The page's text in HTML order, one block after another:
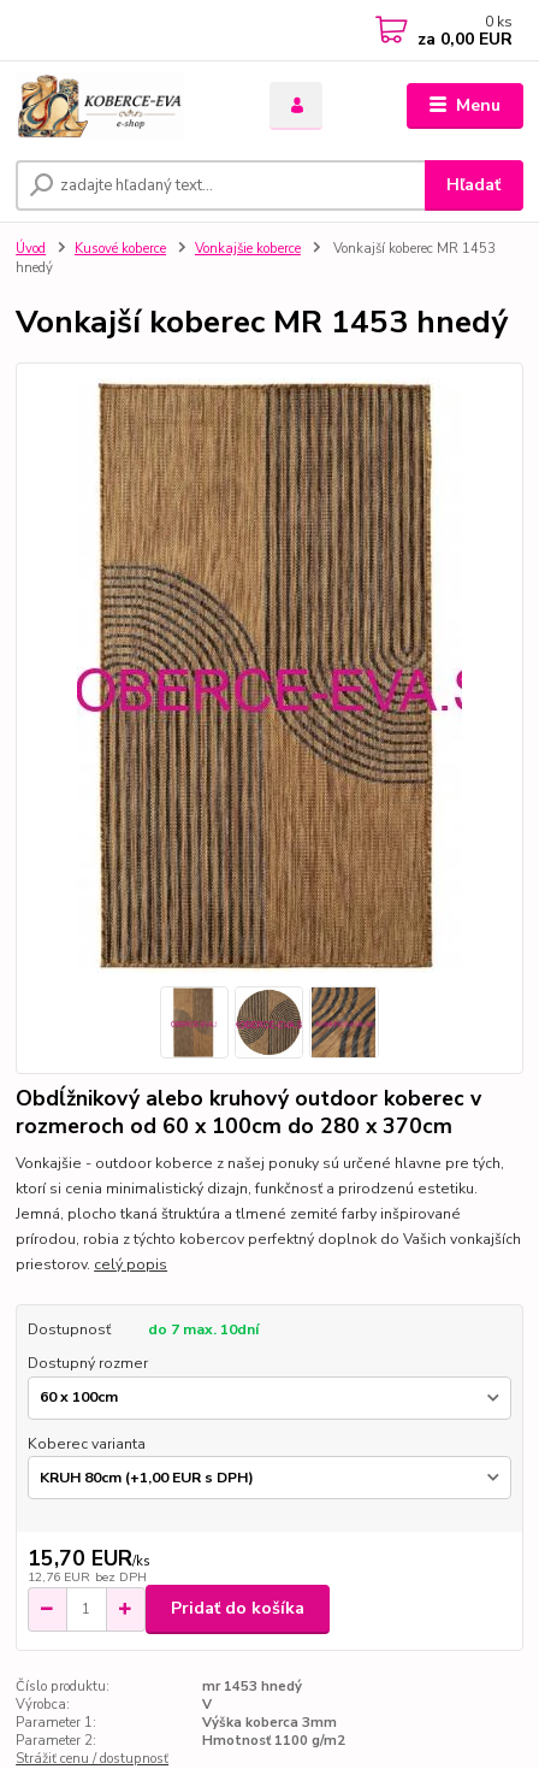
Menu
Hľadať
0 ks
za 0,00 EUR
Úvod Kusové koberce Vonkajšie koberce
Vonkajší koberec MR 1453
hnedý
Vonkajší koberec MR 1453 hnedý
Obdĺžnikový alebo kruhový outdoor koberec v
rozmeroch od 60 x 100cm do 280 x 370cm
Vonkajšie - outdoor koberce z našej ponuky sú určené hlavne pre tých,
ktorí si cenia minimalistický dizajn, funkčnosť a prirodzenú estetiku.
Jemná, plocho tkaná štruktúra a tlmené zemité farby inšpirované
prírodou, robia z týchto kobercov perfektný doplnok do Vašich vonkajších
priestorov. celý popis
Dostupnosť
do 7 max. 10dní
Dostupný rozmer
Koberec varianta
15,70 EUR/ks
12,76 EUR bez DPH
Pridať do košíka
Číslo produktu:
mr 1453 hnedý
Výrobca:
V
Parameter 1:
Výška koberca 3mm
Parameter 2:
Hmotnosť 1100 g/m2
Strážiť cenu / dostupnosť